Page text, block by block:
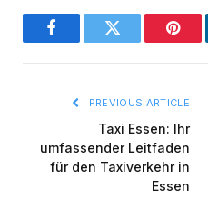
FacebookTwitter
PREVIOUS ARTICLE
Taxi Essen: Ihr
umfassender Leitfaden
für den Taxiverkehr in
Essen